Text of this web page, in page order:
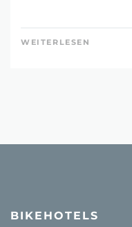
WEITERLESEN
BIKEHOTELS